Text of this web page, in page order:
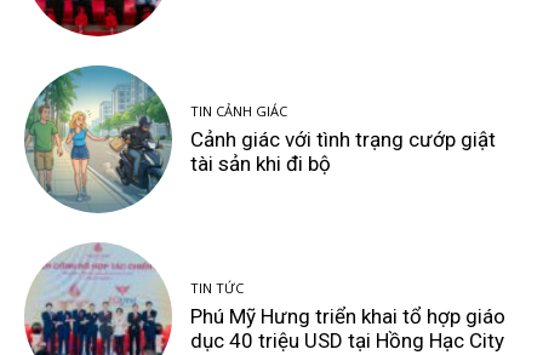
TIN CẢNH GIÁC
Cảnh giác với tình trạng cướp giật
tài sản khi đi bộ
TIN TỨC
Phú Mỹ Hưng triển khai tổ hợp giáo
dục 40 triệu USD tại Hồng Hạc City